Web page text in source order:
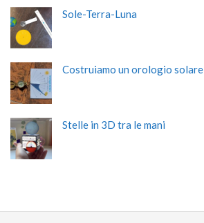
Sole-Terra-Luna
Costruiamo un orologio solare
Stelle in 3D tra le mani